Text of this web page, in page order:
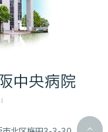
中央病院